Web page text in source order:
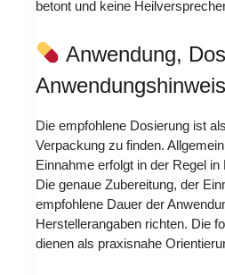
betont und keine
Anwendung,
Die empfohlene Dosierung ist
Verpackung zu finden.
Einnahme erfolgt in der Regel
Die genaue Zubereitung, der
empfohlene Dauer der
Herstellerangaben richten. Die
dienen als praxisnahe